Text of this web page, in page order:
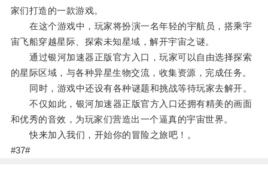
家们打造的一款游戏。
在这个游戏中，玩家将扮演一名年轻的宇航员，搭乘宇
宙飞船穿越星际、探索未知星域，解开宇宙之谜。
通过银河加速器正版官方入口，玩家可以自由选择探索
的星际区域，与各种异星生物交流，收集资源，完成任务。
同时，游戏中还设有各种谜题和挑战等待玩家去解开。
不仅如此，银河加速器正版官方入口还拥有精美的画面
和优秀的音效，为玩家们营造出一个逼真的宇宙世界。
快来加入我们，开始你的冒险之旅吧！。
#37#